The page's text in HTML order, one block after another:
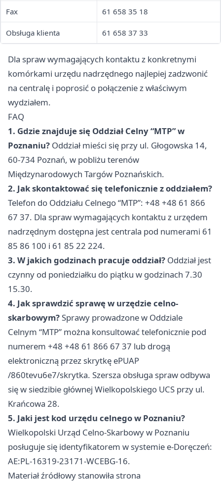
Fax 61 658 35 18
Obsługa klienta 61 658 37 33
Dla spraw wymagających kontaktu z konkretnymi
komórkami urzędu nadrzędnego najlepiej zadzwonić
na centralę i poprosić o połączenie z właściwym
wydziałem.
FAQ
1. Gdzie znajduje się Oddział Celny “MTP” w
Poznaniu? Oddział mieści się przy ul. Głogowska 14,
60-734 Poznań, w pobliżu terenów
Międzynarodowych Targów Poznańskich.
2. Jak skontaktować się telefonicznie z oddziałem?
Telefon do Oddziału Celnego “MTP”: +48 +48 61 866
67 37. Dla spraw wymagających kontaktu z urzędem
nadrzędnym dostępna jest centrala pod numerami 61
85 86 100 i 61 85 22 224.
3. W jakich godzinach pracuje oddział? Oddział jest
czynny od poniedziałku do piątku w godzinach 7.30
15.30.
4. Jak sprawdzić sprawę w urzędzie celno-
skarbowym?Sprawy prowadzone w Oddziale
Celnym “MTP” można konsultować telefonicznie pod
numerem +48 +48 61 866 67 37 lub drogą
elektroniczną przez skrytkę ePUAP
/860tevu6e7/skrytka. Szersza obsługa spraw odbywa
się w siedzibie głównej Wielkopolskiego UCS przy ul.
Krańcowa 28.
5. Jaki jest kod urzędu celnego w Poznaniu?
Wielkopolski Urząd Celno-Skarbowy w Poznaniu
posługuje się identyfikatorem w systemie e-Doręczeń:
AE:PL-16319-23171-WCEBG-16.
Materiał źródłowy stanowiła strona